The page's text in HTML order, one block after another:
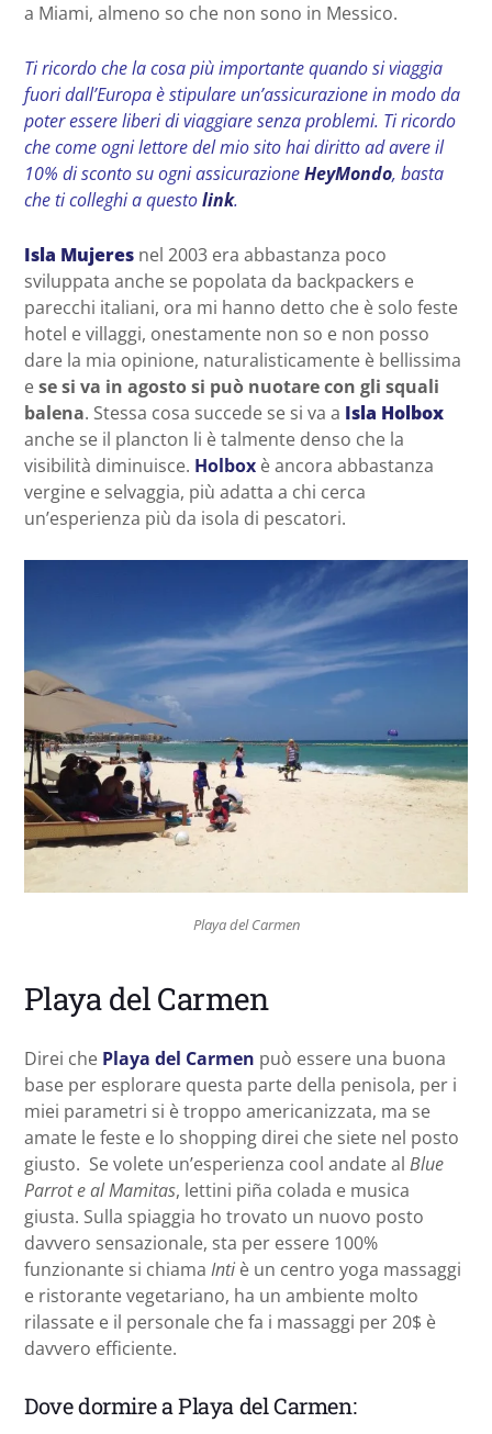
a Miami, almeno so che non sono in Messico.
Ti ricordo che la cosa più importante quando si viaggia
fuori dall’Europa è stipulare un’assicurazione in modo da
poter essere liberi di viaggiare senza problemi. Ti ricordo
che come ogni lettore del mio sito hai diritto ad avere il
10% di sconto su ogni assicurazioneHeyMondo, basta
che ti colleghi a questolink.
Isla Mujeres nel 2003 era abbastanza poco
sviluppata anche se popolata da backpackers e
parecchi italiani, ora mi hanno detto che è solo feste
hotel e villaggi, onestamente non so e non posso
dare la mia opinione, naturalisticamente è bellissima
ese si va in agosto si può nuotare con gli squali
balena. Stessa cosa succede se si va a Isla Holbox
anche se il plancton li è talmente denso che la
visibilità diminuisce. Holbox è ancora abbastanza
vergine e selvaggia, più adatta a chi cerca
un’esperienza più da isola di pescatori.
Playa del Carmen
Playa del Carmen
Direi che Playa del Carmen può essere una buona
base per esplorare questa parte della penisola, per i
miei parametri si è troppo americanizzata, ma se
amate le feste e lo shopping direi che siete nel posto
giusto. Se volete un’esperienza cool andate al Blue
Parrot e al Mamitas, lettini piña colada e musica
giusta. Sulla spiaggia ho trovato un nuovo posto
davvero sensazionale, sta per essere 100%
funzionante si chiama Inti è un centro yoga massaggi
e ristorante vegetariano, ha un ambiente molto
rilassate e il personale che fa i massaggi per 20$ è
davvero efficiente.
Dove dormire a Playa del Carmen: